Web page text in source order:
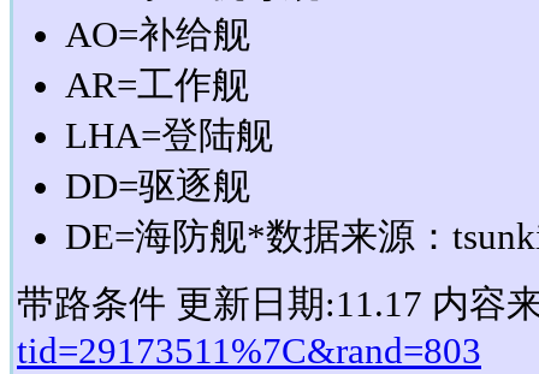
AO=补给舰
AR=工作舰
LHA=登陆舰
DD=驱逐舰
DE=海防舰*数据来源：
带路条件 更新日期:11.17 内容
tid=29173511%7C&rand=803